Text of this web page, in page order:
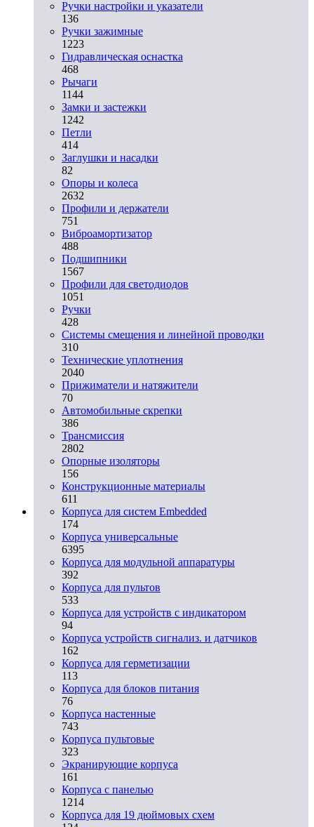
Ручки настройки и указатели
136
Ручки зажимные
1223
Гидравлическая оснастка
468
Рычаги
1144
Замки и застежки
1242
Петли
414
Заглушки и насадки
82
Опоры и колеса
2632
Профили и держатели
751
Виброамортизатор
488
Подшипники
1567
Профили для светодиодов
1051
Ручки
428
Системы смещения и линейной проводки
310
Технические уплотнения
2040
Прижиматели и натяжители
70
Автомобильные скрепки
386
Трансмиссия
2802
Опорные изоляторы
156
Конструкционные материалы
611
Корпуса для систем Embedded
174
Корпуса универсальные
6395
Корпуса для модульной аппаратуры
392
Корпуса для пультов
533
Корпуса для устройств с индикатором
94
Корпуса устройств сигнализ. и датчиков
162
Корпуса для герметизации
113
Корпуса для блоков питания
76
Корпуса настенные
743
Корпуса пультовые
323
Экранирующие корпуса
161
Корпуса с панелью
1214
Корпуса для 19 дюймовых схем